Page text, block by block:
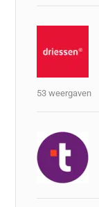
53 weergaven